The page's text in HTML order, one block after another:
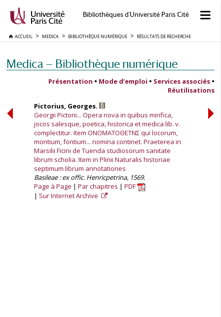
Bibliothèques d'Université Paris Cité
ACCUEIL MEDICA BIBLIOTHÈQUE NUMÉRIQUE RÉSULTATS DE RECHERCHE
Medica — Bibliothèque numérique
Présentation • Mode d’emploi • Services associés •
Réutilisations
Pictorius, Georges.
Georgii Pictorii... Opera nova in quibus mirifica,
jocos salesque, poetica, historica et medica lib. v.
complectitur. Item ΟΝΟΜΑΤΟΘΕΤΝΣ qui locorum,
montium, fontium... nomina continet. Praeterea in
Marsilii Ficini de Tuenda studiosorum sanitate
librum scholia. Item in Plinii Naturalis historiae
septimum librum annotationes
Basileae : ex offic. Henricpetrina, 1569.
Page à Page
Par chapitres
PDF
Sur Internet Archive